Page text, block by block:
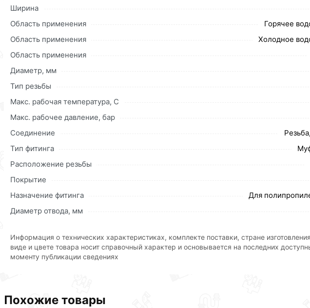
купленного товарa в течение 30 дней (наличие чека обязательно).
Ширина
Область применения
Горячее
Область применения
Холодное
Область применения
Диаметр, мм
Тип резьбы
Макс. рабочая температура, C
Макс. рабочее давление, бар
Соединение
Тип фитинга
Расположение резьбы
Покрытие
Назначение фитинга
Для
Диаметр отвода, мм
Информация о технических характеристиках, комплекте поставки, стране
виде и цвете товара носит справочный характер и основывается на последних
моменту публикации сведениях
Похожие товары